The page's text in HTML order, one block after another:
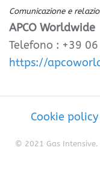
Comunicazione e
APCO Worldwide
Telefono : +39
https://
Cookie policy
© 2021 Gas